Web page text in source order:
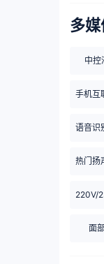
多
中控
手机互
语音识
热门扬
220V/
面